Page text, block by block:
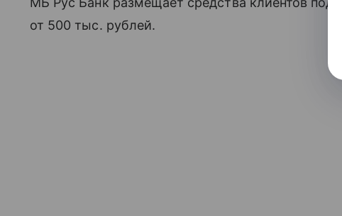
от 500 тыс. рублей.